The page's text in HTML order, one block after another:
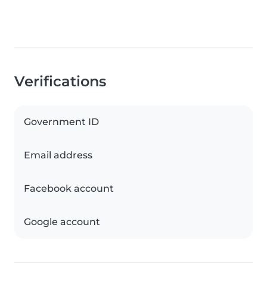
Verifications
Government ID
Email address
Facebook account
Google account